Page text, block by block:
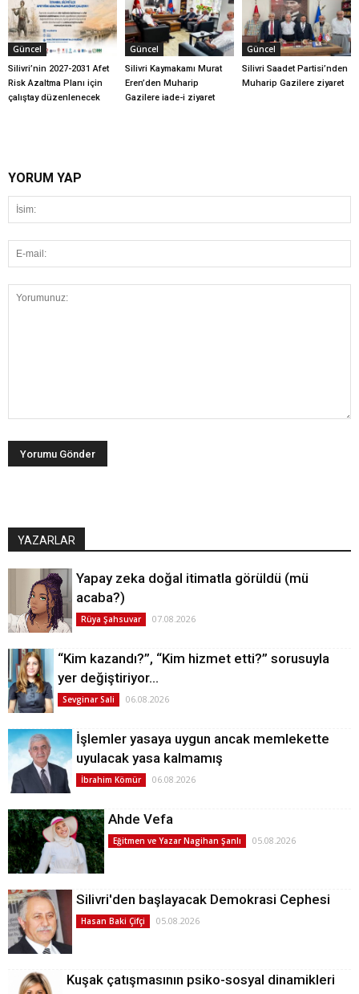
Güncel
Silivri’nin 2027-2031 Afet
Risk Azaltma Planı için
çalıştay düzenlenecek
Güncel
Silivri Kaymakamı Murat
Eren’den Muharip
Gazilere iade-i ziyaret
Güncel
Silivri Saadet Partisi’nden
Muharip Gazilere ziyaret
YORUM YAP
YAZARLAR
Yapay zeka doğal itimatla görüldü (mü
acaba?)
Rüya Şahsuvar 07.08.2026
“Kim kazandı?”, “Kim hizmet etti?” sorusuyla
yer değiştiriyor…
Sevginar Sali 06.08.2026
İşlemler yasaya uygun ancak memlekette
uyulacak yasa kalmamış
İbrahim Kömür 06.08.2026
Ahde Vefa
Eğitmen ve Yazar Nagihan Şanlı 05.08.2026
Silivri'den başlayacak Demokrasi Cephesi
Hasan Baki Çifçi 05.08.2026
Kuşak çatışmasının psiko-sosyal dinamikleri